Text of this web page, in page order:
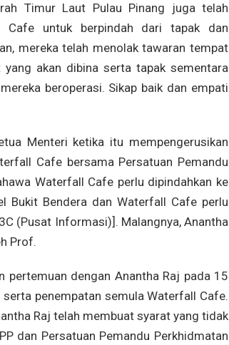
Timur Laut Pulau Pinang juga telah
Cafe untuk berpindah dari tapak dan
mereka telah menolak tawaran tempat
akan dibina serta tapak sementara
beroperasi. Sikap baik dan empati
Menteri ketika itu mempengerusikan
Cafe bersama Persatuan Pemandu
Waterfall Cafe perlu dipindahkan ke
Bukit Bendera dan Waterfall Cafe perlu
(Pusat Informasi)]. Malangnya, Anantha
Prof.
pertemuan dengan Anantha Raj pada 15
penempatan semula Waterfall Cafe.
Raj telah membuat syarat yang tidak
dan Persatuan Pemandu Perkhidmatan